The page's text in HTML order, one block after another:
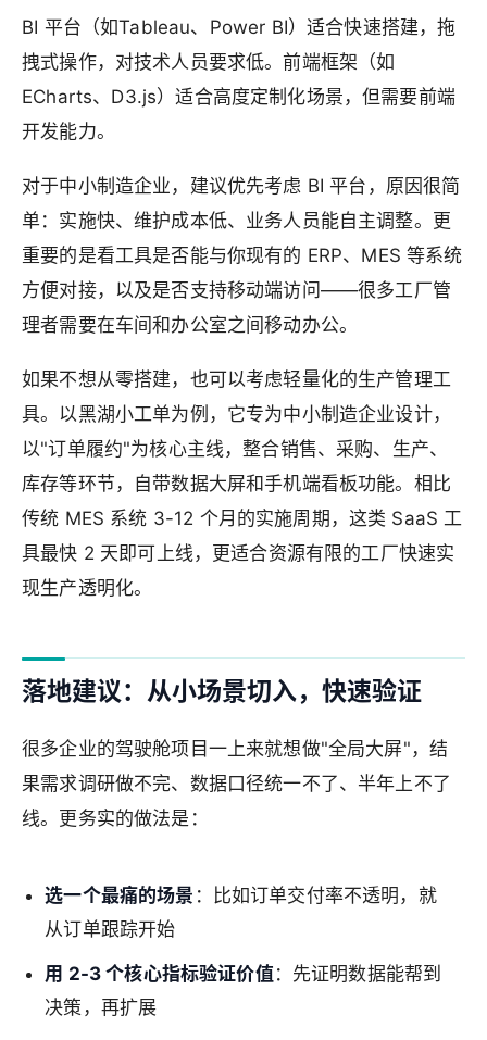
BI 平台（如Tableau、Power BI）适合快速搭建，拖
拽式操作，对技术人员要求低。前端框架（如
ECharts、D3.js）适合高度定制化场景，但需要前端
开发能力。
对于中小制造企业，建议优先考虑 BI 平台，原因很简
单：实施快、维护成本低、业务人员能自主调整。更
重要的是看工具是否能与你现有的 ERP、MES 等系统
方便对接，以及是否支持移动端访问——很多工厂管
理者需要在车间和办公室之间移动办公。
如果不想从零搭建，也可以考虑轻量化的生产管理工
具。以黑湖小工单为例，它专为中小制造企业设计，
以"订单履约"为核心主线，整合销售、采购、生产、
库存等环节，自带数据大屏和手机端看板功能。相比
传统 MES 系统 3-12 个月的实施周期，这类 SaaS 工
具最快 2 天即可上线，更适合资源有限的工厂快速实
现生产透明化。
落地建议：从小场景切入，快速验证
很多企业的驾驶舱项目一上来就想做"全局大屏"，结
果需求调研做不完、数据口径统一不了、半年上不了
线。更务实的做法是：
选一个最痛的场景 ：比如订单交付率不透明，就
从订单跟踪开始
用 2-3 个核心指标验证价值 ：先证明数据能帮到
决策，再扩展